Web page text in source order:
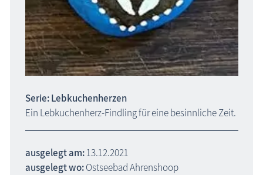
Serie: Lebkuchenherzen
Ein Lebkuchenherz-Findling für eine besinnliche Zeit.
ausgelegt am:13.12.2021
ausgelegt wo:Ostseebad Ahrenshoop